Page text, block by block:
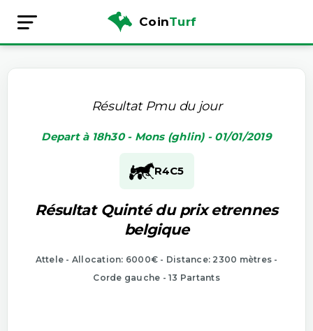
CoinTurf
Résultat Pmu du jour
Depart à 18h30 - Mons (ghlin) - 01/01/2019
R4C5
Résultat Quinté du prix etrennes
belgique
Attele - Allocation: 6000€ - Distance: 2300 mètres -
Corde gauche - 13 Partants